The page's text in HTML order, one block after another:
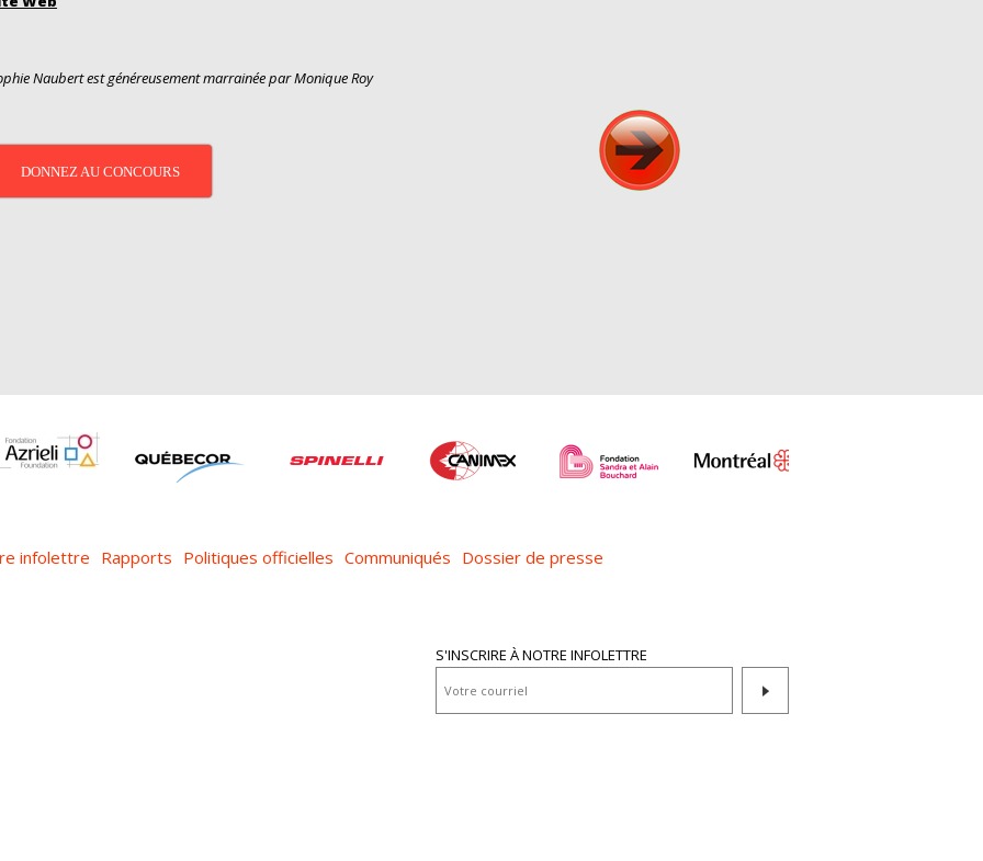
Naubert est généreusement marrainée par Monique Roy
DONNEZ AU CONCOURS
infolettre Rapports Politiques officielles Communiqués Dossier de presse
S'INSCRIRE À NOTRE INFOLETTRE